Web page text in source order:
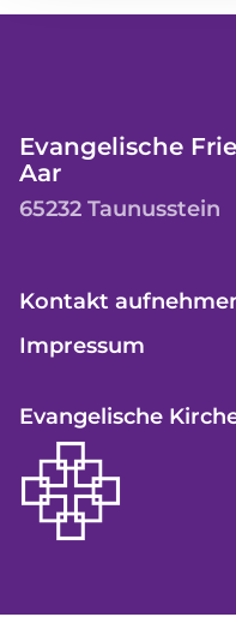
Evangelische
Aar
65232 Taunusstein
Kontakt
Impressum
Evangelische